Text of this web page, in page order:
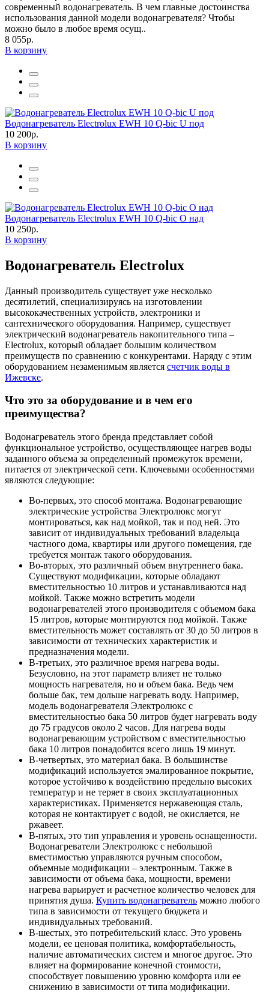
современный водонагреватель. В чем главные достоинства
использования данной модели водонагревателя? Чтобы
можно было в любое время осущ..
8 055р.
В корзину
Водонагреватель Electrolux EWH 10 Q-bic U под
10 200р.
В корзину
Водонагреватель Electrolux EWH 10 Q-bic O над
10 250р.
В корзину
Водонагреватель Electrolux
Данный производитель существует уже несколько
десятилетий, специализируясь на изготовлении
высококачественных устройств, электроники и
сантехнического оборудования. Например, существует
электрический водонагреватель накопительного типа –
Electrolux, который обладает большим количеством
преимуществ по сравнению с конкурентами. Наряду с этим
оборудованием незаменимым является счетчик воды в
Ижевске.
Что это за оборудование и в чем его
преимущества?
Водонагреватель этого бренда представляет собой
функциональное устройство, осуществляющее нагрев воды
заданного объема за определенный промежуток времени,
питается от электрической сети. Ключевыми особенностями
являются следующие:
Во-первых, это способ монтажа. Водонагревающие
электрические устройства Электролюкс могут
монтироваться, как над мойкой, так и под ней. Это
зависит от индивидуальных требований владельца
частного дома, квартиры или другого помещения, где
требуется монтаж такого оборудования.
Во-вторых, это различный объем внутреннего бака.
Существуют модификации, которые обладают
вместительностью 10 литров и устанавливаются над
мойкой. Также можно встретить модели
водонагревателей этого производителя с объемом бака
15 литров, которые монтируются под мойкой. Также
вместительность может составлять от 30 до 50 литров в
зависимости от технических характеристик и
предназначения модели.
В-третьих, это различное время нагрева воды.
Безусловно, на этот параметр влияет не только
мощность нагревателя, но и объем бака. Ведь чем
больше бак, тем дольше нагревать воду. Например,
модель водонагревателя Электролюкс с
вместительностью бака 50 литров будет нагревать воду
до 75 градусов около 2 часов. Для нагрева воды
водонагревающим устройством с вместительностью
бака 10 литров понадобится всего лишь 19 минут.
В-четвертых, это материал бака. В большинстве
модификаций используется эмалированное покрытие,
которое устойчиво к воздействию предельно высоких
температур и не теряет в своих эксплуатационных
характеристиках. Применяется нержавеющая сталь,
которая не контактирует с водой, не окисляется, не
ржавеет.
В-пятых, это тип управления и уровень оснащенности.
Водонагреватели Электролюкс с небольшой
вместимостью управляются ручным способом,
объемные модификации – электронным. Также в
зависимости от объема бака, мощности, времени
нагрева варьирует и расчетное количество человек для
принятия душа. Купить водонагреватель можно любого
типа в зависимости от текущего бюджета и
индивидуальных требований.
В-шестых, это потребительский класс. Это уровень
модели, ее ценовая политика, комфортабельность,
наличие автоматических систем и многое другое. Это
влияет на формирование конечной стоимости,
способствует повышению уровню комфорта или ее
снижению в зависимости от типа модификации.